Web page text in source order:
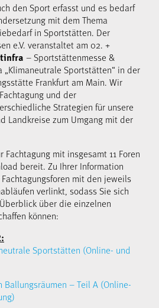
den Sport erfasst und es bedarf
mit dem Thema
in Sportstätten. Der
e.V. veranstaltet am 02. +
– Sportstättenmesse &
„Klimaneutrale Sportstätten“ in der
Frankfurt am Main. Wir
und der
Strategien für unsere
Landkreise zum Umgang mit der
Fachtagung mit insgesamt 11 Foren
bereit. Zu Ihrer Information
mit den jeweils
verlinkt, sodass Sie sich
über die einzelnen
können:
Sportstätten (Online- und
Ballungsräumen – Teil A (Online-